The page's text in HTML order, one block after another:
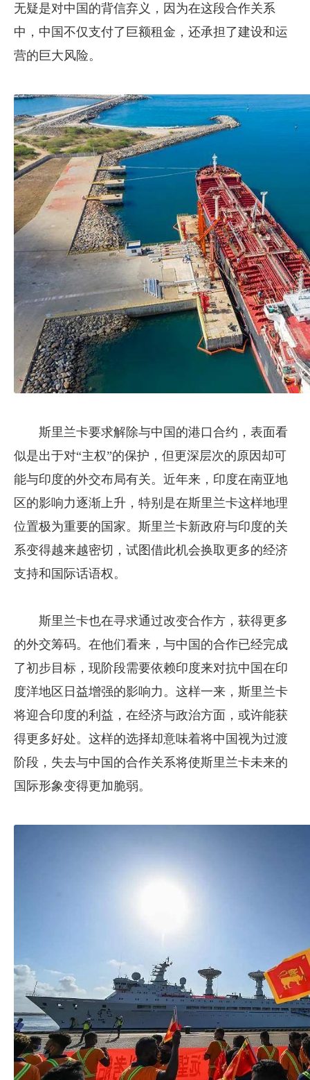
无疑是对中国的背信弃义，因为在这段合作关系
中，中国不仅支付了巨额租金，还承担了建设和运
营的巨大风险。
斯里兰卡要求解除与中国的港口合约，表面看
似是出于对“主权”的保护，但更深层次的原因却可
能与印度的外交布局有关。近年来，印度在南亚地
区的影响力逐渐上升，特别是在斯里兰卡这样地理
位置极为重要的国家。斯里兰卡新政府与印度的关
系变得越来越密切，试图借此机会换取更多的经济
支持和国际话语权。
斯里兰卡也在寻求通过改变合作方，获得更多
的外交筹码。在他们看来，与中国的合作已经完成
了初步目标，现阶段需要依赖印度来对抗中国在印
度洋地区日益增强的影响力。这样一来，斯里兰卡
将迎合印度的利益，在经济与政治方面，或许能获
得更多好处。这样的选择却意味着将中国视为过渡
阶段，失去与中国的合作关系将使斯里兰卡未来的
国际形象变得更加脆弱。